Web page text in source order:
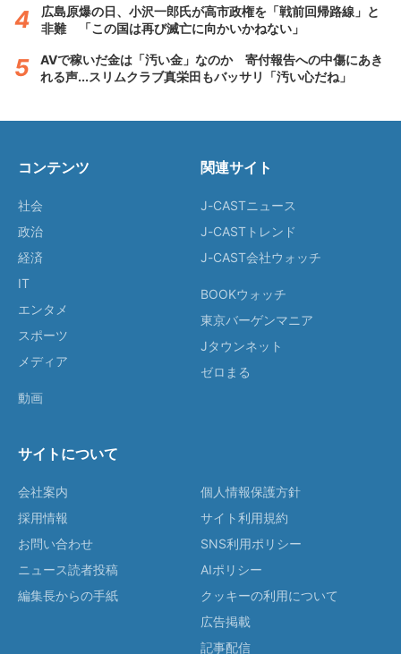
広島原爆の日、小沢一郎氏が高市政権を「戦前回帰路線」と
非難 「この国は再び滅亡に向かいかねない」
AVで稼いだ金は「汚い金」なのか 寄付報告への中傷にあき
れる声...スリムクラブ真栄田もバッサリ「汚い心だね」
コンテンツ
社会
政治
経済
IT
エンタメ
スポーツ
メディア
動画
関連サイト
J-CASTニュース
J-CASTトレンド
J-CAST会社ウォッチ
BOOKウォッチ
東京バーゲンマニア
Jタウンネット
ゼロまる
サイトについて
会社案内
採用情報
お問い合わせ
ニュース読者投稿
編集長からの手紙
個人情報保護方針
サイト利用規約
SNS利用ポリシー
AIポリシー
クッキーの利用について
広告掲載
記事配信